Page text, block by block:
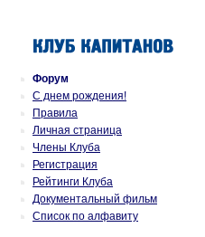
Форум
С днем рождения!
Правила
Личная страница
Члены Клуба
Регистрация
Рейтинги Клуба
Документальный фильм
Список по алфавиту